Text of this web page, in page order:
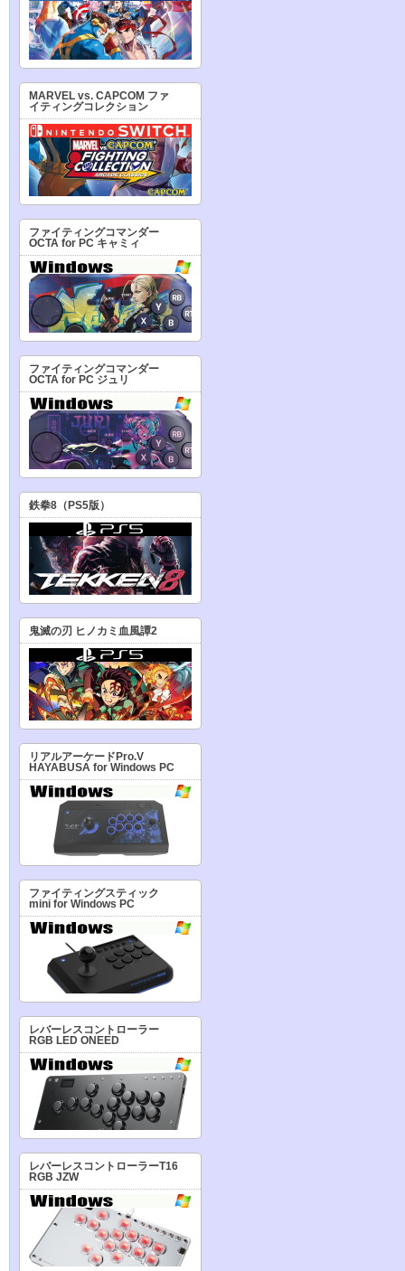
MARVEL vs. CAPCOM ファ
イティングコレクション
ファイティングコマンダー
OCTA for PC キャミィ
ファイティングコマンダー
OCTA for PC ジュリ
鉄拳8（PS5版）
鬼滅の刃 ヒノカミ血風譚2
リアルアーケードPro.V
HAYABUSA for Windows PC
ファイティングスティック
mini for Windows PC
レバーレスコントローラー
RGB LED ONEED
レバーレスコントローラーT16
RGB JZW